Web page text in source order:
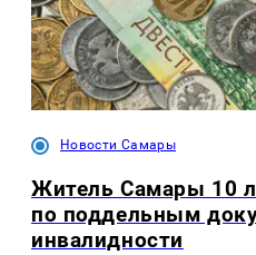
Новости Самары
Житель Самары 10
по поддельным
инвалидности